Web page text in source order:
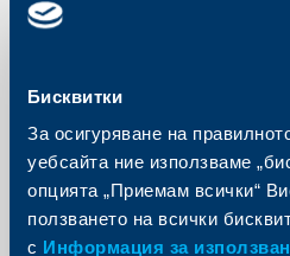
Бисквитки
За осигуряване на
уебсайта ние използваме
опцията „Приемам всички“
ползването на всички
с Информация за
KBC Банк
РБИ: Фокус върху
енергия,